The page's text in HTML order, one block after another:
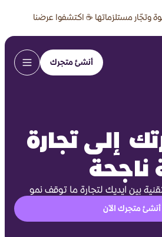
وتجّار مستلزماتها ☕ اكتشفوا عرضنا
أنشئ متجرك
إلى تجارة
ناجحة
بين ايديك لتجارة ما توقف نمو
أنشئ متجرك الآن